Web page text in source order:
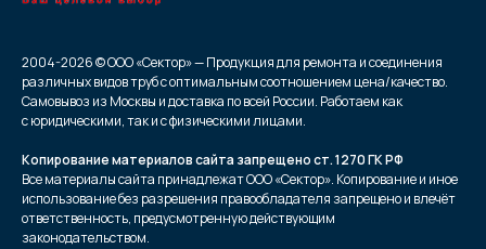
2004-2026 © ООО «Сектор» — Продукция для ремонта и соединения
различных видов труб с оптимальным соотношением цена/качество.
Самовывоз из Москвы и доставка по всей России. Работаем как
с юридическими, так и с физическими лицами.
Копирование материалов сайта запрещено ст. 1270 ГК РФ
Все материалы сайта принадлежат ООО «Сектор». Копирование и иное
использование без разрешения правообладателя запрещено и влечёт
ответственность, предусмотренную действующим
законодательством.